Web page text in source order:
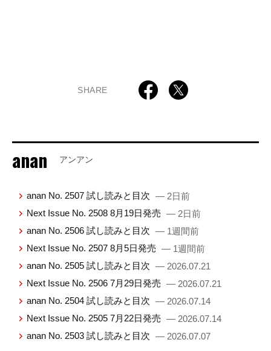
SHARE
anan アンアン
anan No. 2507 試し読みと目次 — 2日前
Next Issue No. 2508 8月19日発売 — 2日前
anan No. 2506 試し読みと目次 — 1週間前
Next Issue No. 2507 8月5日発売 — 1週間前
anan No. 2505 試し読みと目次 — 2026.07.21
Next Issue No. 2506 7月29日発売 — 2026.07.21
anan No. 2504 試し読みと目次 — 2026.07.14
Next Issue No. 2505 7月22日発売 — 2026.07.14
anan No. 2503 試し読みと目次 — 2026.07.07